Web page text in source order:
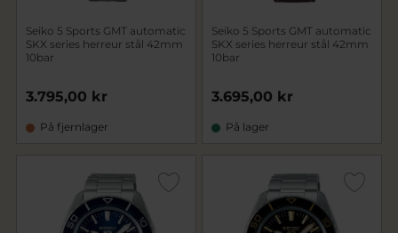
Seiko 5 Sports GMT automatic
SKX series herreur stål 42mm
10bar
3.795,00 kr
På fjernlager
Seiko 5 Sports GMT automatic
SKX series herreur stål 42mm
10bar
3.695,00 kr
På lager